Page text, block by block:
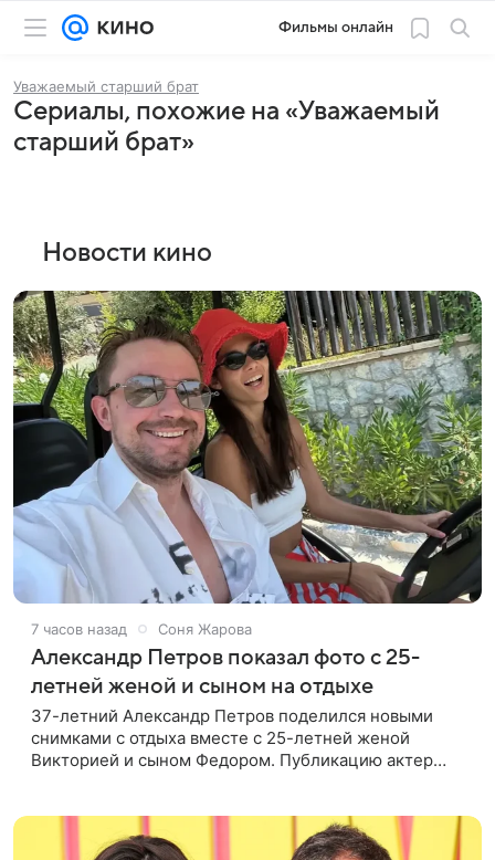
Фильмы онлайн
Уважаемый старший брат
Сериалы, похожие на «Уважаемый
старший брат»
Новости кино
7 часов назад Соня Жарова
Александр Петров показал фото с 25-
летней женой и сыном на отдыхе
37-летний Александр Петров поделился новыми
снимками с отдыха вместе с 25-летней женой
Викторией и сыном Федором. Публикацию актер